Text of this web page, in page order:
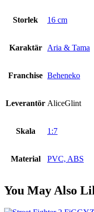
Storlek 16 cm
Karaktär Aria & Tama
Franchise Beheneko
Leverantör AliceGlint
Skala 1:7
Material PVC, ABS
You May Also